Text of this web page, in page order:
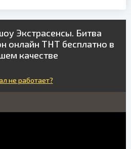
Экстрасенсы. Битва
онлайн ТНТ бесплатно в
качестве
не работает?